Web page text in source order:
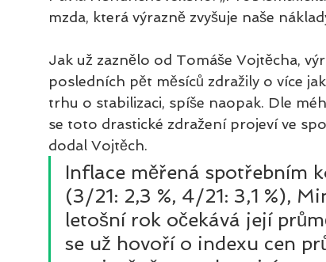
mzda, která výrazně zvyšuje naše
Jak už zaznělo od Tomáše Vojtěcha,
posledních pět měsíců zdražily o více
trhu o stabilizaci, spíše naopak. Dle
se toto drastické zdražení projeví ve
dodal Vojtěch.
Inflace měřená spotřebním
(3/21: 2,3 %, 4/21: 3,1 %),
letošní rok očekává její
se už hovoří o indexu cen